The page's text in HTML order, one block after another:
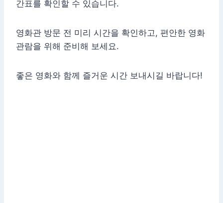
간표를 확인할 수 있습니다.
영화관 방문 전 미리 시간을 확인하고, 편안한 영화
관람을 위해 준비해 보세요.
좋은 영화와 함께 즐거운 시간 보내시길 바랍니다!